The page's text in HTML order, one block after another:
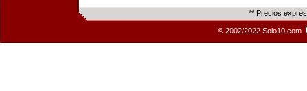
** Precios
© 2002/2022 Solo10.com